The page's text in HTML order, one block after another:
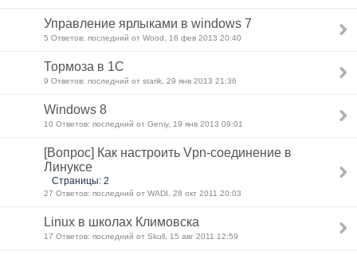
Управление ярлыками в windows 7
5 Ответов: последний от Wood, 16 фев 2013 20:40
Тормоза в 1С
9 Ответов: последний от starik, 29 янв 2013 21:36
Windows 8
10 Ответов: последний от Geniy, 19 янв 2013 09:01
[Вопрос] Как настроить Vpn-соединение в
Линуксе
Страницы: 2
27 Ответов: последний от WADI, 28 окт 2011 20:03
Linux в школах Климовска
17 Ответов: последний от Skull, 15 авг 2011 12:59